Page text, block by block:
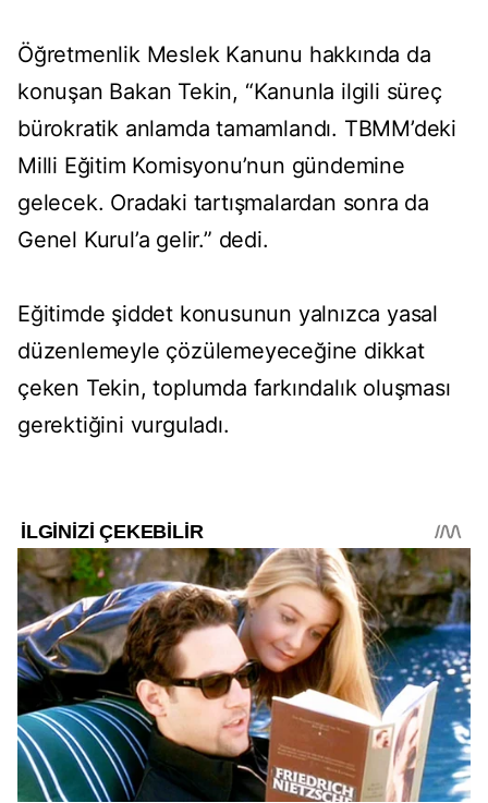
Öğretmenlik Meslek Kanunu hakkında da
konuşan Bakan Tekin, “Kanunla ilgili süreç
bürokratik anlamda tamamlandı. TBMM’deki
Milli Eğitim Komisyonu’nun gündemine
gelecek. Oradaki tartışmalardan sonra da
Genel Kurul’a gelir.” dedi.
Eğitimde şiddet konusunun yalnızca yasal
düzenlemeyle çözülemeyeceğine dikkat
çeken Tekin, toplumda farkındalık oluşması
gerektiğini vurguladı.